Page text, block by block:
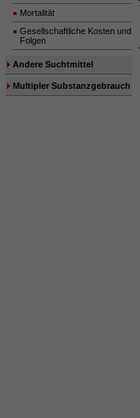
Mortalität
Gesellschaftliche Kosten und
Folgen
Andere Suchtmittel
Multipler Substanzgebrauch